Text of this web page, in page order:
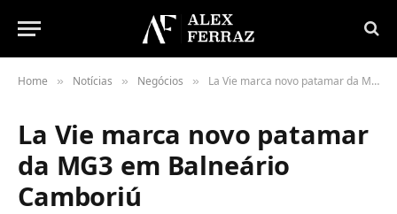
Home » Notícias » Negócios » La Vie marca novo patamar da MG3 em Balneário Camboriú
La Vie marca novo patamar
da MG3 em Balneário
Camboriú